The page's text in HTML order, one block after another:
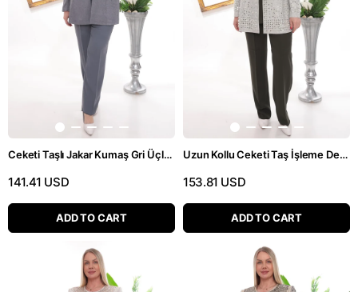
Ceketi Taşlı Jakar Kumaş Gri Üçlü Pantolonlu Takım
141.41 USD
ADD TO CART
Uzun Kollu Ceketi Taş İşleme Detaylı Haki Üçlü Pantolonlu Takım
153.81 USD
ADD TO CART